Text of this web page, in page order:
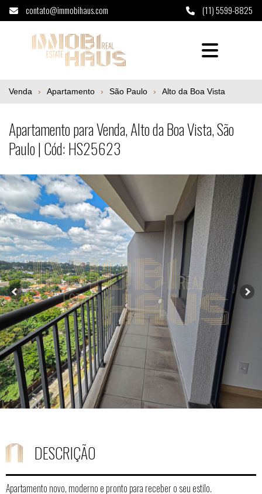
contato@immobihaus.com (11) 5599-8825
Apartamento para Venda, Alto da Boa
Venda Apartamento São Paulo Alto da Boa Vista
Apartamento para Venda, Alto da Boa Vista, São
Paulo | Cód: HS25623
DESCRIÇÃO
Apartamento novo, moderno e pronto para receber o seu estilo.